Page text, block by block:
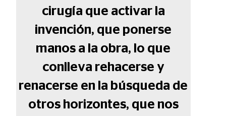
cirugía que activar la
invención, que ponerse
manos a la obra, lo que
conlleva rehacerse y
renacerse en la búsqueda de
otros horizontes, que nos